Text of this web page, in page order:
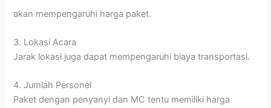
akan mempengaruhi harga paket.
3. Lokasi Acara
Jarak lokasi juga dapat mempengaruhi biaya transportasi.
4. Jumlah Personel
Paket dengan penyanyi dan MC tentu memiliki harga